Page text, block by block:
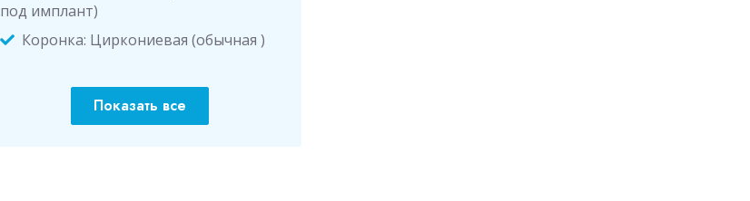
под имплант)
Коронка: Циркониевая (обычная )
Показать все